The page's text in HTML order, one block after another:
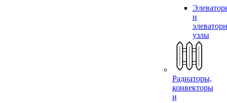
и
узлы
Радиаторы,
конвекторы
и